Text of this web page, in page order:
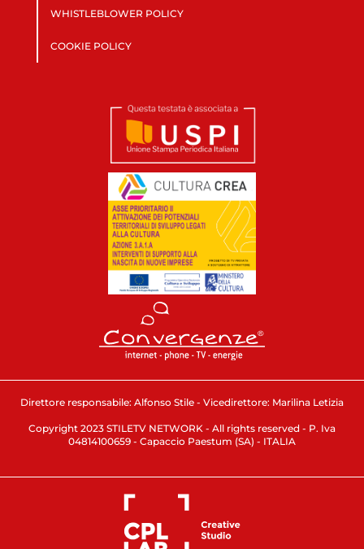
WHISTLEBLOWER POLICY
COOKIE POLICY
Direttore responsabile: Alfonso Stile - Vicedirettore: Marilina Letizia
Copyright 2023 STILETV NETWORK - All rights reserved - P. Iva
04814100659 - Capaccio Paestum (SA) - ITALIA